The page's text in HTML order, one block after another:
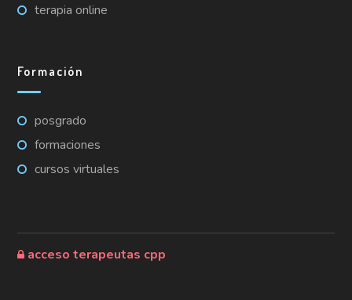
terapia online
Formación
posgrado
formaciones
cursos virtuales
acceso terapeutas cpp